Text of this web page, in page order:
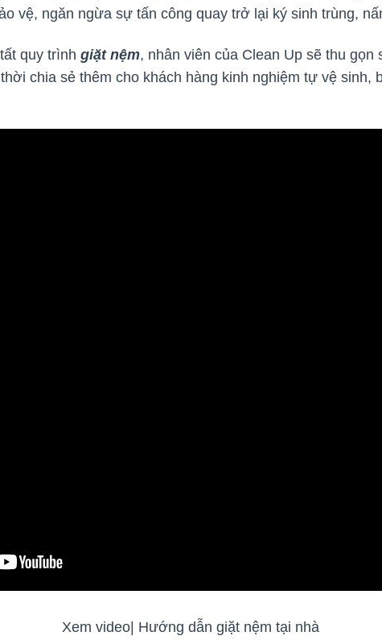
vệ, ngăn ngừa sự tấn công quay trở lại ký sinh trùng,
quy trình giặt nệm, nhân viên của Clean Up sẽ thu gọn
chia sẻ thêm cho khách hàng kinh nghiệm tự vệ sinh,
Xem video| Hướng dẫn giặt nệm tại nhà